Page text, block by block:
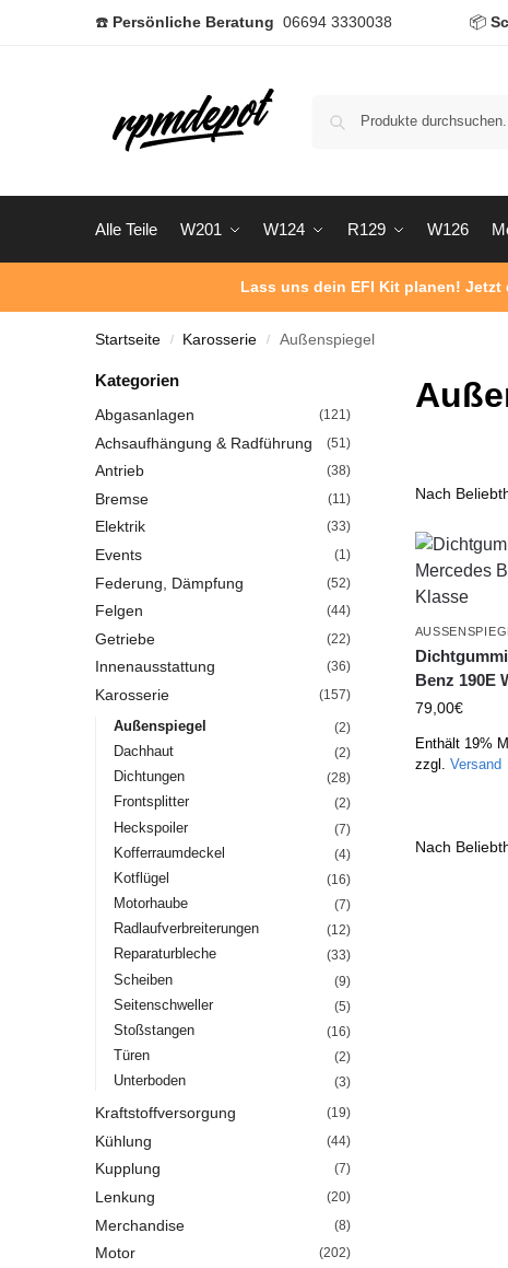
☎️ Persönliche Beratung 06694 3330038 📦
Alle Teile W201 W124 R129 W126
Lass uns dein EFI Kit planen! Jetzt
Startseite / Karosserie / Außenspiegel
Benz 190E
79,00€
Enthält 19%
zzgl. Versand
Kategorien
Abgasanlagen (121)
Achsaufhängung & Radführung (51)
Antrieb (38)
Bremse (11)
Elektrik (33)
Events (1)
Federung, Dämpfung (52)
Felgen (44)
Getriebe (22)
Innenausstattung (36)
Karosserie (157)
Außenspiegel (2)
Dachhaut (2)
Dichtungen (28)
Frontsplitter (2)
Heckspoiler (7)
Kofferraumdeckel (4)
Kotflügel (16)
Motorhaube (7)
Radlaufverbreiterungen (12)
Reparaturbleche (33)
Scheiben (9)
Seitenschweller (5)
Stoßstangen (16)
Türen (2)
Unterboden (3)
Kraftstoffversorgung (19)
Kühlung (44)
Kupplung (7)
Lenkung (20)
Merchandise (8)
Motor (202)